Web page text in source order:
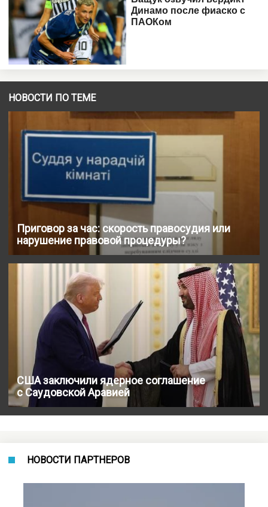
НОВОСТИ ПО ТЕМЕ
Приговор за час: скорость правосудия или
нарушение правовой процедуры?
США заключили ядерное соглашение
с Саудовской Аравией
НОВОСТИ ПАРТНЕРОВ